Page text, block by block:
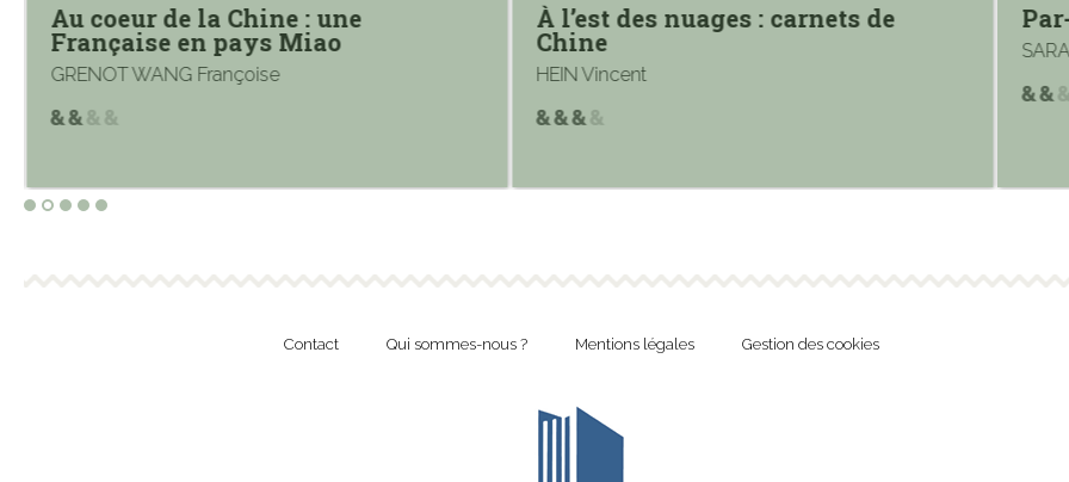
Au coeur de la Chine : une
Française en pays Miao
GRENOT WANG Françoise
À l’est des nuages : carnets de
Chine
HEIN Vincent
Contact Qui sommes-nous ? Mentions légales Gestion des cookies